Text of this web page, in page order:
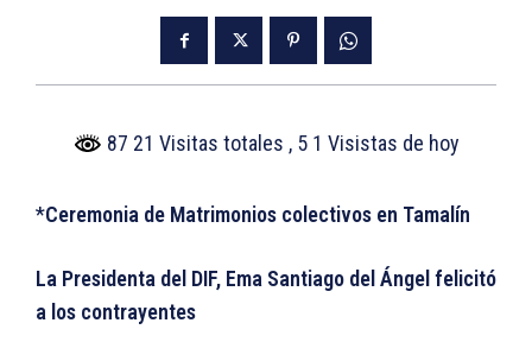
87 21 Visitas totales , 5 1 Visistas de hoy
*Ceremonia de Matrimonios colectivos en Tamalín
La Presidenta del DIF, Ema Santiago del Ángel felicitó
a los contrayentes